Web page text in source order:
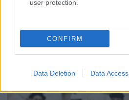
user protection.
CONFIRM
Data Deletion Data Access